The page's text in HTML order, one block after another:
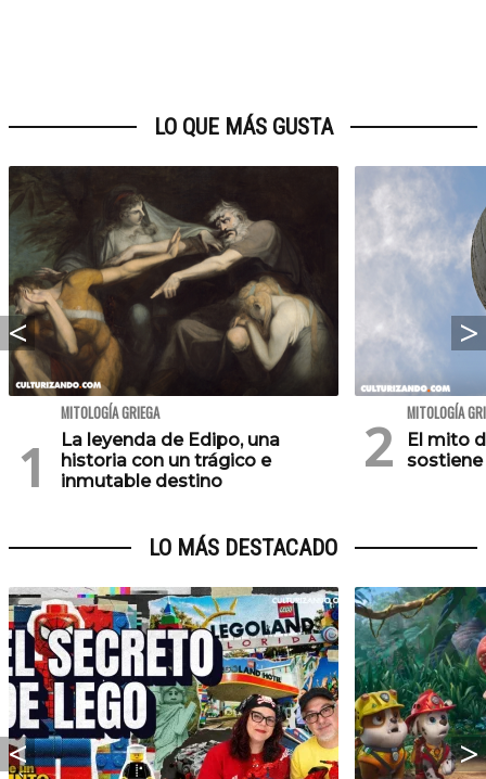
LO QUE MÁS GUSTA
MITOLOGÍA GRIEGA
La leyenda de Edipo, una
historia con un trágico e
inmutable destino
MITOLOGÍA
El mito
LO MÁS DESTACADO